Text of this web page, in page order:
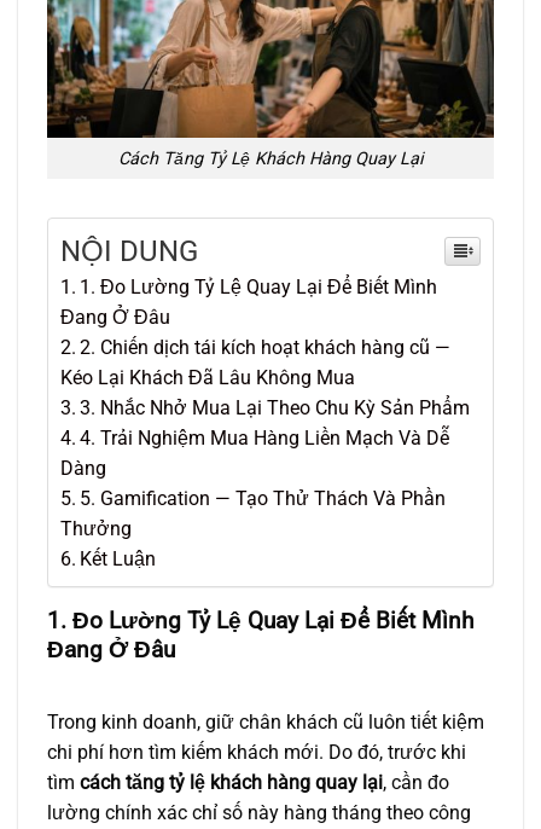
Cách Tăng Tỷ Lệ Khách Hàng Quay Lại
NỘI DUNG
1. Đo Lường Tỷ Lệ Quay Lại Để Biết Mình
Đang Ở Đâu
2. Chiến dịch tái kích hoạt khách hàng cũ —
Kéo Lại Khách Đã Lâu Không Mua
3. Nhắc Nhở Mua Lại Theo Chu Kỳ Sản Phẩm
4. Trải Nghiệm Mua Hàng Liền Mạch Và Dễ
Dàng
5. Gamification — Tạo Thử Thách Và Phần
Thưởng
Kết Luận
1. Đo Lường Tỷ Lệ Quay Lại Để Biết Mình
Đang Ở Đâu
Trong kinh doanh, giữ chân khách cũ luôn tiết kiệm
chi phí hơn tìm kiếm khách mới. Do đó, trước khi
tìm cách tăng tỷ lệ khách hàng quay lại, cần đo
lường chính xác chỉ số này hàng tháng theo công